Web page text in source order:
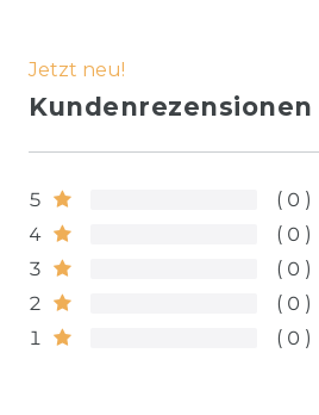
Jetzt neu!
Kundenrezensionen
5
0
4
0
3
0
2
0
1
0